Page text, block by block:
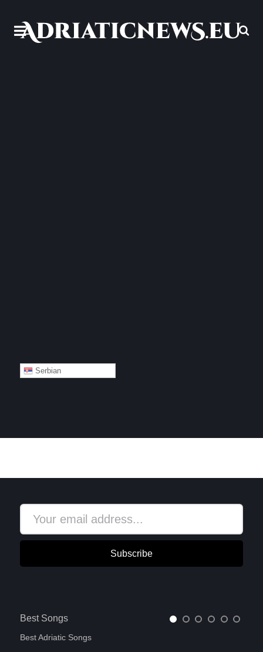
Serbian
Subscribe
Best Songs
Best Adriatic Songs